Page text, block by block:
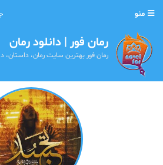
منو
رمان فور | دانلود رمان
رمان فور بهترین سایت رمان، داستان،